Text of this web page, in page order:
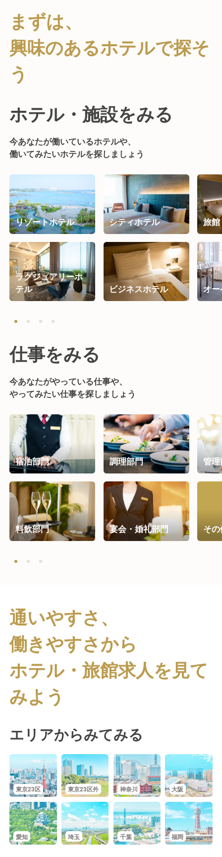
まずは、
興味のあるホテルで探そ
う
ホテル・施設をみる
今あなたが働いているホテルや、
働いてみたいホテルを探しましょう
リゾートホテル
ラグジュアリーホ
テル
シティホテル
ビジネスホテル
旅
オ
仕事をみる
今あなたがやっている仕事や、
やってみたい仕事を探しましょう
宿泊部門
料飲部門
調理部門
宴会・婚礼部門
管
そ
通いやすさ、
働きやすさから
ホテル・旅館求人を見て
みよう
エリアからみてみる
東京23区 東京23区外 神奈川 大阪
愛知 埼玉 千葉 福岡